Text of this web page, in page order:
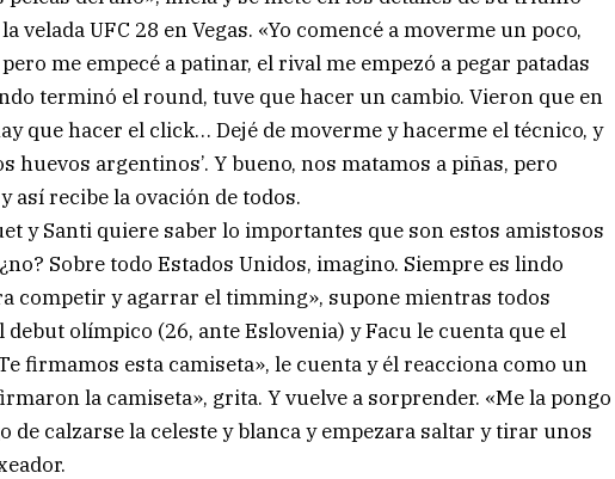
velada UFC 28 en Vegas. «Yo comencé a moverme un poco,
me empecé a patinar, el rival me empezó a pegar patadas
terminó el round, tuve que hacer un cambio. Vieron que en
que hacer el click… Dejé de moverme y hacerme el técnico, y
huevos argentinos’. Y bueno, nos matamos a piñas, pero
así recibe la ovación de todos.
y Santi quiere saber lo importantes que son estos amistosos
Sobre todo Estados Unidos, imagino. Siempre es lindo
competir y agarrar el timming», supone mientras todos
olímpico (26, ante Eslovenia) y Facu le cuenta que el
firmamos esta camiseta», le cuenta y él reacciona como un
la camiseta», grita. Y vuelve a sorprender. «Me la pongo
de calzarse la celeste y blanca y empezara saltar y tirar unos